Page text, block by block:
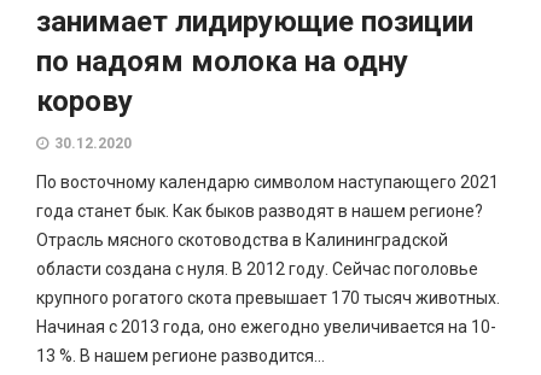
занимает лидирующие позиции
по надоям молока на одну
корову
30.12.2020
По восточному календарю символом наступающего 2021
года станет бык. Как быков разводят в нашем регионе?
Отрасль мясного скотоводства в Калининградской
области создана с нуля. В 2012 году. Сейчас поголовье
крупного рогатого скота превышает 170 тысяч животных.
Начиная с 2013 года, оно ежегодно увеличивается на 10-
13 %. В нашем регионе разводится...